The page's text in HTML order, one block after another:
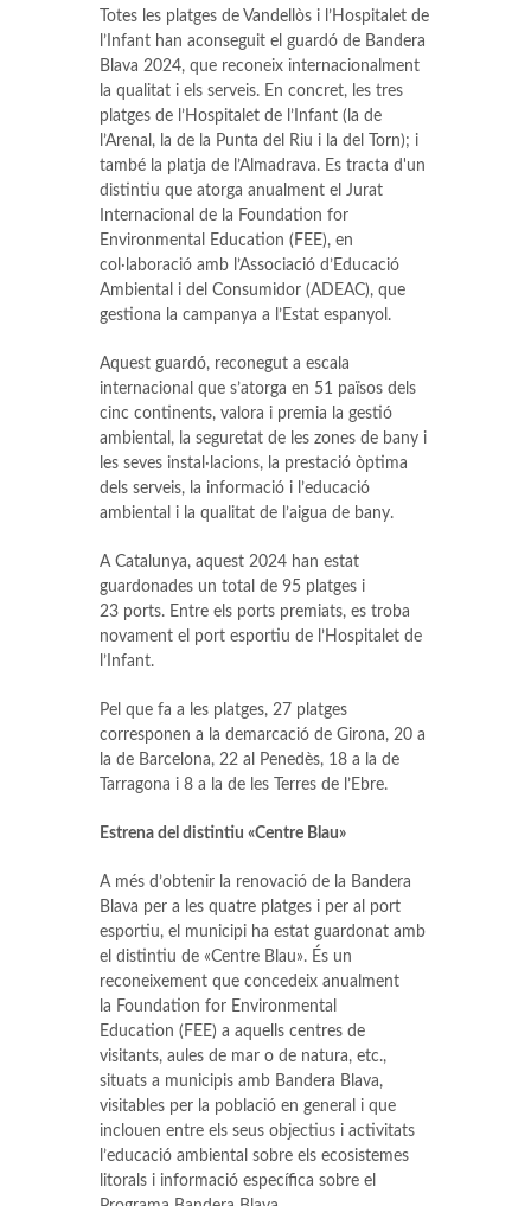
Totes les platges de Vandellòs i l’Hospitalet de
l’Infant han aconseguit el guardó de Bandera
Blava 2024, que reconeix internacionalment
la qualitat i els serveis. En concret, les tres
platges de l’Hospitalet de l’Infant (la de
l’Arenal, la de la Punta del Riu i la del Torn); i
també la platja de l’Almadrava. Es tracta d'un
distintiu que atorga anualment el Jurat
Internacional de la Foundation for
Environmental Education (FEE), en
col·laboració amb l’Associació d’Educació
Ambiental i del Consumidor (ADEAC), que
gestiona la campanya a l’Estat espanyol.
Aquest guardó, reconegut a escala
internacional que s’atorga en 51 països dels
cinc continents, valora i premia la gestió
ambiental, la seguretat de les zones de bany i
les seves instal·lacions, la prestació òptima
dels serveis, la informació i l’educació
ambiental i la qualitat de l’aigua de bany.
A Catalunya, aquest 2024 han estat
guardonades un total de 95 platges i
23 ports. Entre els ports premiats, es troba
novament el port esportiu de l’Hospitalet de
l’Infant.
Pel que fa a les platges, 27 platges
corresponen a la demarcació de Girona, 20 a
la de Barcelona, 22 al Penedès, 18 a la de
Tarragona i 8 a la de les Terres de l’Ebre.
Estrena del distintiu «Centre Blau»
A més d’obtenir la renovació de la Bandera
Blava per a les quatre platges i per al port
esportiu, el municipi ha estat guardonat amb
el distintiu de «Centre Blau». És un
reconeixement que concedeix anualment
la Foundation for Environmental
Education (FEE) a aquells centres de
visitants, aules de mar o de natura, etc.,
situats a municipis amb Bandera Blava,
visitables per la població en general i que
inclouen entre els seus objectius i activitats
l’educació ambiental sobre els ecosistemes
litorals i informació específica sobre el